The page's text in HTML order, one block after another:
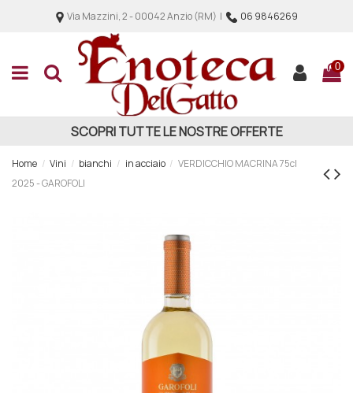
Via Mazzini, 2 - 00042 Anzio (RM) | 06 9846269
0
SCOPRI TUTTE LE NOSTRE OFFERTE
Home Vini bianchi in acciaio
VERDICCHIO MACRINA 75cl
2025 - GAROFOLI